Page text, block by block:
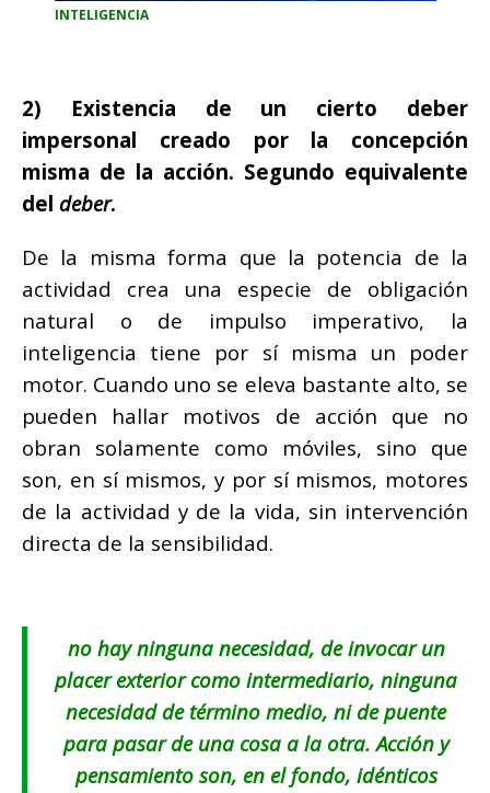
INTELIGENCIA
2) Existencia de un cierto deber
impersonal creado por la concepción
misma de la acción. Segundo equivalente
del deber.
De la misma forma que la potencia de la
actividad crea una especie de obligación
natural o de impulso imperativo, la
inteligencia tiene por sí misma un poder
motor. Cuando uno se eleva bastante alto, se
pueden hallar motivos de acción que no
obran solamente como móviles, sino que
son, en sí mismos, y por sí mismos, motores
de la actividad y de la vida, sin intervención
directa de la sensibilidad.
no hay ninguna necesidad, de invocar un
placer exterior como intermediario, ninguna
necesidad de término medio, ni de puente
para pasar de una cosa a la otra. Acción y
pensamiento son, en el fondo, idénticos